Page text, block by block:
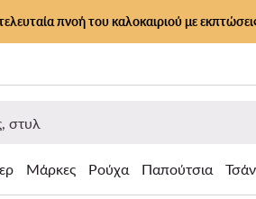
πνοή του καλοκαιριού με
Μάρκες Ρούχα Παπούτσια